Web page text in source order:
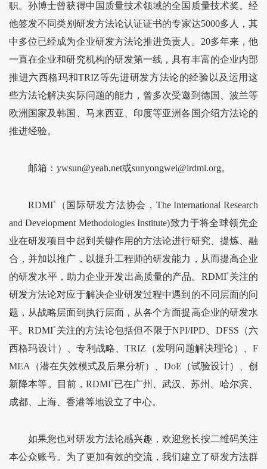
职。孙博士曾获得中国质量技术领域的全国质量技术奖。经
他签发不同类别研发方法论认证证书的专家达5000多人，其
中多位已经成为企业研发方法论推进负责人。20多年来，他
一直在企业和研究机构的研发第一线，具有丰富的企业内部
推进六西格玛和TRIZ等先进研发方法论的经验以及运用这
些方法论解决实际问题的能力，曾多次受邀到德国、波兰等
欧洲国家及韩国、马来西亚、印度等亚洲各国介绍方法论的
推进经验。
邮箱：ywsun@yeah.net或sunyongwei@irdmi.org。
RDMI®
（国际研发方法协会，The International Research
and Development Methodologies Institute)致力于将全球领先企
业在研发项目中起到关键作用的方法论进行研究、提炼、融
合，并加以推广，以提升工程师的研发能力，从而提高企业
的研发水平，助力企业开发出高质量的产品。RDMI®关注的
研发方法论对应于解决企业研发过程中遇到的不同层面的问
题，从战略层面到执行层面，从各个方面提高企业的研发水
平。RDMI® 关注的方法论包括但不限于NPI/IPD、DFSS（六
西格玛设计）、专利战略、TRIZ（发明问题解决理论）、F
MEA（潜在失效模式及后果分析）、DoE（试验设计）、创
新降本等。目前，RDMI®已在广州、武汉、苏州、哈尔滨、
成都、上海、香港等地设立了中心。
如果您也对研发方法论感兴趣，欢迎您长按二维码关注
本公众账号。为了更加有效的交流，我们建立了研发方法群